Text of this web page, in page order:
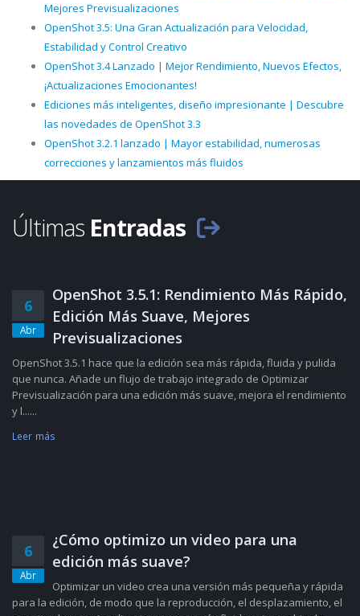
Mejores Previsualizaciones
OpenShot 3.5: Una Gran Actualización para Velocidad,
Estabilidad y Control Creativo
OpenShot 3.4 Lanzado | Mejor Rendimiento, Nuevos Efectos,
¡Actualizaciones Emocionantes!
Ediciones más inteligentes, diseño impresionante | Descubre
las novedades de OpenShot 3.3
OpenShot 3.2.1 lanzado | Mayor estabilidad, numerosas
correcciones y lanzamientos más fluidos
Últimas Entradas
6
Abr
OpenShot 3.5.1: Rendimiento Más Rápido,
Edición Más Suave, Mejores
Previsualizaciones
OpenShot 3.5.1 hace que la edición sea más rápida, fluida y pulida
que nunca. Añade un flujo de trabajo integrado de Optimizar
Previsualización para una edición más suave, mejora el rendimiento
y l......
Leer más
6
Abr
¿Cómo optimizo un video para una
edición más suave?
Optimizar un video crea una versión más pequeña y rápida
para la edición, de modo que la reproducción, el desplazamiento, el